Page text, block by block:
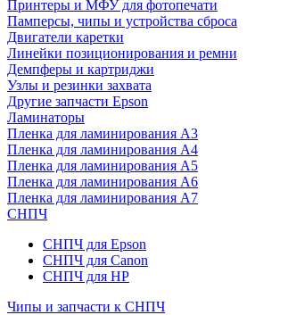
Принтеры и МФУ для фотопечати
Памперсы, чипы и устройства сброса
Двигатели каретки
Линейки позиционирования и ремни
Демпферы и картриджи
Узлы и резинки захвата
Другие запчасти Epson
Ламинаторы
Пленка для ламинирования А3
Пленка для ламинирования А4
Пленка для ламинирования А5
Пленка для ламинирования А6
Пленка для ламинирования А7
СНПЧ
СНПЧ для Epson
СНПЧ для Canon
СНПЧ для HP
Чипы и запчасти к СНПЧ